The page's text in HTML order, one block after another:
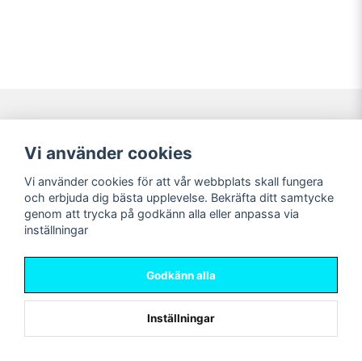
Navigering
Nyheter!
Förbeställning
Mitt konto
Logga in
Registrera dig
Glömt lösenord?
Sociala medier
Vi använder cookies
Vi använder cookies för att vår webbplats skall fungera
och erbjuda dig bästa upplevelse. Bekräfta ditt samtycke
genom att trycka på godkänn alla eller anpassa via
inställningar
Godkänn alla
Inställningar